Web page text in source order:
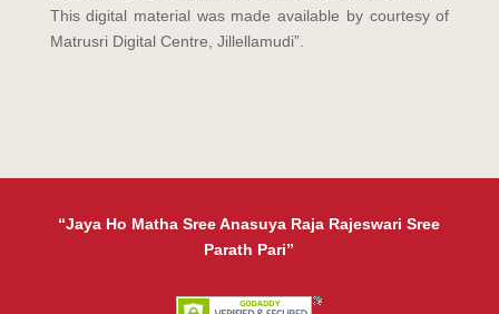
This digital material was made available by courtesy of
Matrusri Digital Centre, Jillellamudi”.
“Jaya Ho Matha Sree Anasuya Raja Rajeswari Sree
Parath Pari”